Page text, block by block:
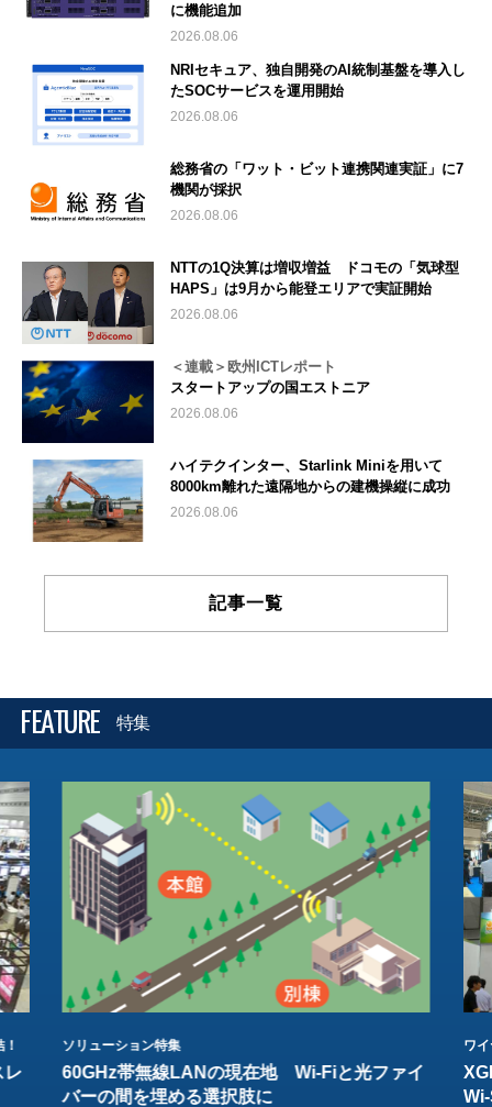
に機能追加
2026.08.06
NRIセキュア、独自開発のAI統制基盤を導入し
たSOCサービスを運用開始
2026.08.06
総務省の「ワット・ビット連携関連実証」に7
機関が採択
2026.08.06
NTTの1Q決算は増収増益 ドコモの「気球型
HAPS」は9月から能登エリアで実証開始
2026.08.06
＜連載＞欧州ICTレポート
スタートアップの国エストニア
2026.08.06
ハイテクインター、Starlink Miniを用いて
8000km離れた遠隔地からの建機操縦に成功
2026.08.06
記事一覧
FEATURE 特集
レ
ソリューション特集
60GHz帯無線LANの現在地 Wi-Fiと光ファイ
バーの間を埋める選択肢に
ワ